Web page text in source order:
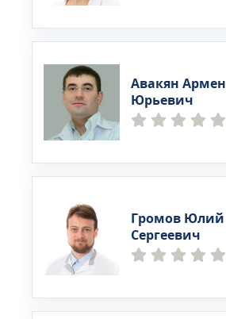
Авакян Армен
Юрьевич
Громов Юлий
Сергеевич